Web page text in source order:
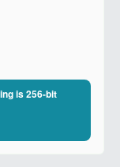
is 256-bit